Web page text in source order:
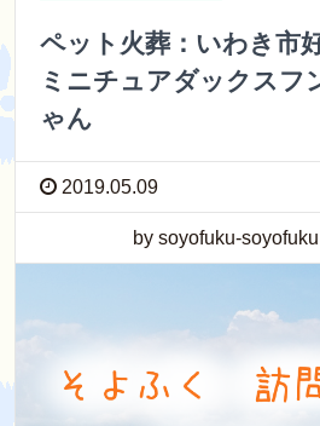
ペット火葬：いわき市
ミニチュアダックスフ
ゃん
2019.05.09
by soyofuku-soyofuku